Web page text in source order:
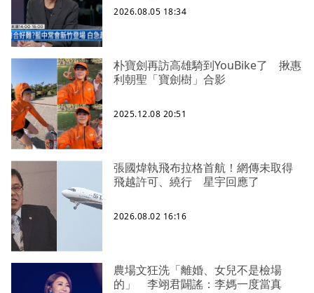
2026.08.05 18:34
朴寶劍再訪高雄騎到YouBike了 揪惠
利朝聖「寶劍樹」合影
2025.12.08 20:51
張國煒執飛布拉格首航！網傳未取得
飛越許可、繞行 星宇回應了
2026.08.02 16:16
農場文狂洗「離婚、女兒不是檢場
的」 李翊君闢謠：李媽一度當真